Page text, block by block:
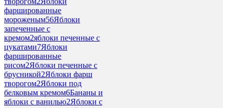
фаршированные
мороженым56Яблоки
запеченные с
кремом2яблоки печенные с
цукатами7Яблоки
фаршированные
рисом2Яблоки печенные с
брусникой2Яблоки фарш
творогом2Яблоки под
белковым кремом6Бананы и
яблоки с ванилью2Яблоки с